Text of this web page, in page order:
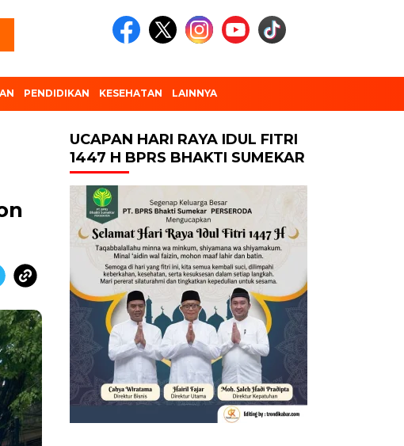
PENDIDIKAN KESEHATAN LAINNYA
UCAPAN HARI RAYA IDUL FITRI
1447 H BPRS BHAKTI SUMEKAR